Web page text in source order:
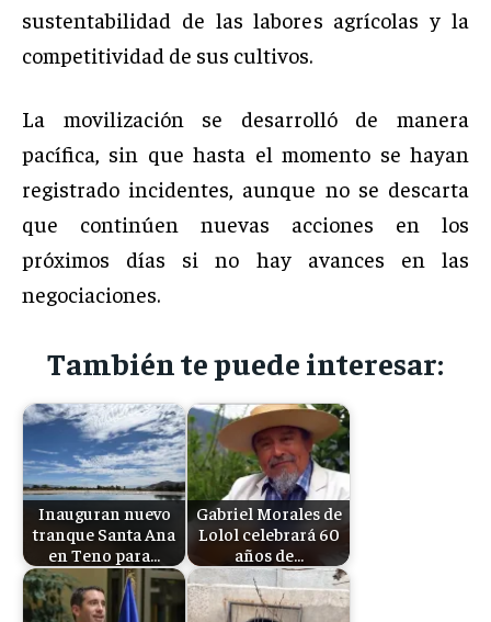
sustentabilidad de las labores agrícolas y la
competitividad de sus cultivos.
La movilización se desarrolló de manera
pacífica, sin que hasta el momento se hayan
registrado incidentes, aunque no se descarta
que continúen nuevas acciones en los
próximos días si no hay avances en las
negociaciones.
También te puede interesar:
Inauguran nuevo
tranque Santa Ana
en Teno para…
Gabriel Morales de
Lolol celebrará 60
años de…